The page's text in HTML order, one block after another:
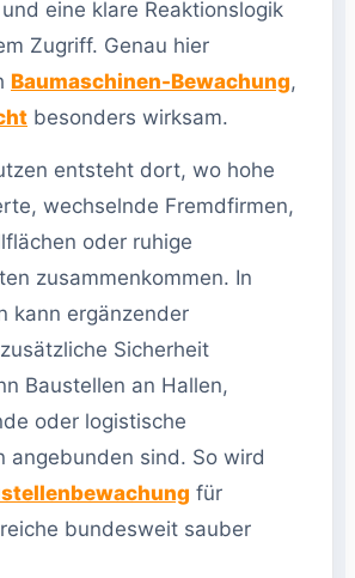
eine klare Reaktionslogik
Zugriff. Genau hier
Baumaschinen-Bewachung,
besonders wirksam.
entsteht dort, wo hohe
wechselnde Fremdfirmen,
oder ruhige
zusammenkommen. In
kann ergänzender
zusätzliche Sicherheit
Baustellen an Hallen,
oder logistische
angebunden sind. So wird
für
bundesweit sauber